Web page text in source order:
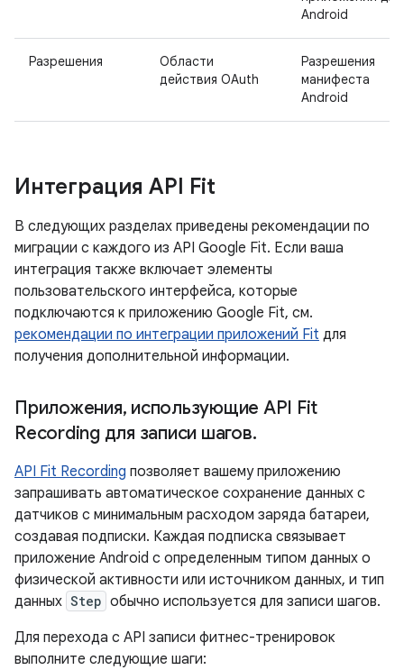
Android
Разрешения
Области
действия OAuth
Разрешения
манифеста
Android
Интеграция API Fit
В следующих разделах приведены рекомендации по
миграции с каждого из API Google Fit. Если ваша
интеграция также включает элементы
пользовательского интерфейса, которые
подключаются к приложению Google Fit, см.
рекомендации по интеграции приложений Fit для
получения дополнительной информации.
Приложения, использующие API Fit
Recording для записи шагов.
API Fit Recording позволяет вашему приложению
запрашивать автоматическое сохранение данных с
датчиков с минимальным расходом заряда батареи,
создавая подписки. Каждая подписка связывает
приложение Android с определенным типом данных о
физической активности или источником данных, и тип
данных Step обычно используется для записи шагов.
Для перехода с API записи фитнес-тренировок
выполните следующие шаги: